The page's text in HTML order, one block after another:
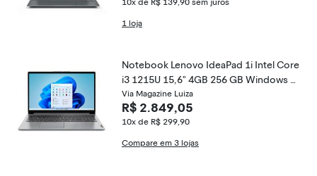
10x de R$ 139,90 sem juros
1 loja
Notebook Lenovo IdeaPad 1i Intel Core
i3 1215U 15,6" 4GB 256 GB Windows 1
1 82VY000TBR
Via Magazine Luiza
R$ 2.849,05
10x de R$ 299,90
Compare em 3 lojas